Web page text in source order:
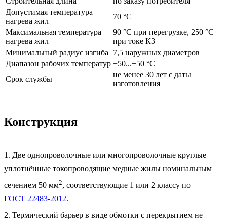
Допустимая температура
нагрева жил
70 °C
Максимальная температура
нагрева жил
90 °C при перегрузке, 250 °C
при токе КЗ
Минимальный радиус изгиба
7,5 наружных диаметров
Диапазон рабочих температур −50...+50 °C
Срок службы
не менее 30 лет с даты
изготовления
Конструкция
1. Две однопроволочные или многопроволочные круглые
уплотнённые токопроводящие медные жилы номинальным
сечением 50 мм2, соответствующие 1 или 2 классу по
ГОСТ 22483-2012.
2. Термический барьер в виде обмотки с перекрытием не